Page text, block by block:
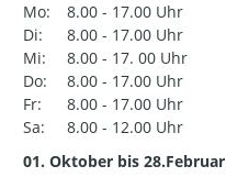
Mo:
8.00 - 17.00 Uhr
Di:
8.00 - 17.00 Uhr
Mi:
8.00 - 17. 00 Uhr
Do:
8.00 - 17.00 Uhr
Fr:
8.00 - 17.00 Uhr
Sa:
8.00 - 12.00 Uhr
01. Oktober bis 28.Februar